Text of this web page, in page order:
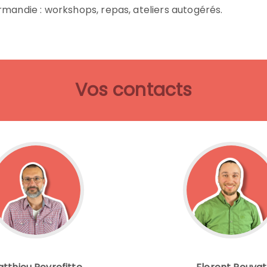
: workshops, repas, ateliers autogérés.
Vos contacts